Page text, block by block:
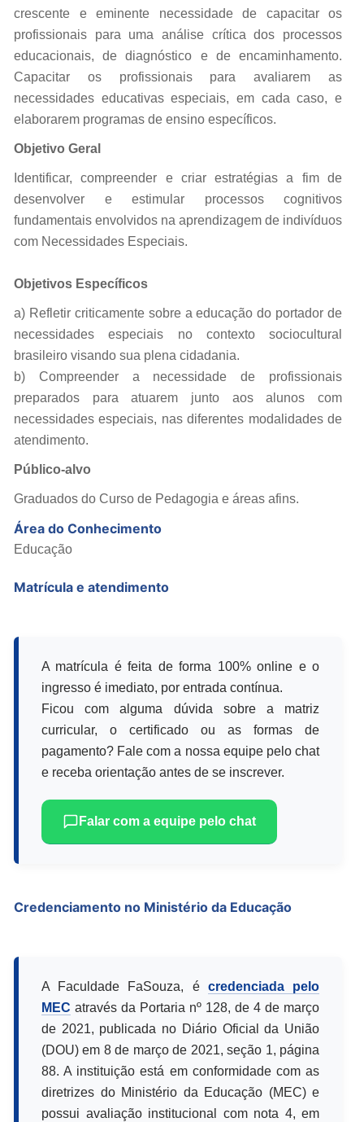
crescente e eminente necessidade de capacitar os
profissionais para uma análise crítica dos processos
educacionais, de diagnóstico e de encaminhamento.
Capacitar os profissionais para avaliarem as
necessidades educativas especiais, em cada caso, e
elaborarem programas de ensino específicos.
Objetivo Geral
Identificar, compreender e criar estratégias a fim de
desenvolver e estimular processos cognitivos
fundamentais envolvidos na aprendizagem de indivíduos
com Necessidades Especiais.
Objetivos Específicos
a) Refletir criticamente sobre a educação do portador de
necessidades especiais no contexto sociocultural
brasileiro visando sua plena cidadania.
b) Compreender a necessidade de profissionais
preparados para atuarem junto aos alunos com
necessidades especiais, nas diferentes modalidades de
atendimento.
Público-alvo
Graduados do Curso de Pedagogia e áreas afins.
Área do Conhecimento
Educação
Matrícula e atendimento
A matrícula é feita de forma 100% online e o
ingresso é imediato, por entrada contínua.
Ficou com alguma dúvida sobre a matriz
curricular, o certificado ou as formas de
pagamento? Fale com a nossa equipe pelo chat
e receba orientação antes de se inscrever.
Falar com a equipe pelo chat
Credenciamento no Ministério da Educação
A Faculdade FaSouza, é credenciada pelo
MEC através da Portaria nº 128, de 4 de março
de 2021, publicada no Diário Oficial da União
(DOU) em 8 de março de 2021, seção 1, página
88. A instituição está em conformidade com as
diretrizes do Ministério da Educação (MEC) e
possui avaliação institucional com nota 4, em